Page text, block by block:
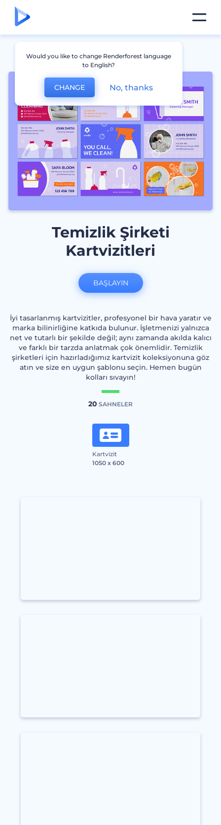
Temizlik Şirketi
Kartvizitleri
İyi tasarlanmış kartvizitler, profesyonel bir hava yaratır ve
marka bilinirliğine katkıda bulunur. İşletmenizi yalnızca
net ve tutarlı bir şekilde değil; aynı zamanda akılda kalıcı
ve farklı bir tarzda anlatmak çok önemlidir. Temizlik
şirketleri için hazırladığımız kartvizit koleksiyonuna göz
atın ve size en uygun şablonu seçin. Hemen bugün
kolları sıvayın!
20 SAHNELER
Kartvizit
1050 x 600
BAŞLAYIN
Would you like to change Renderforest language
to English?
CHANGE No, thanks